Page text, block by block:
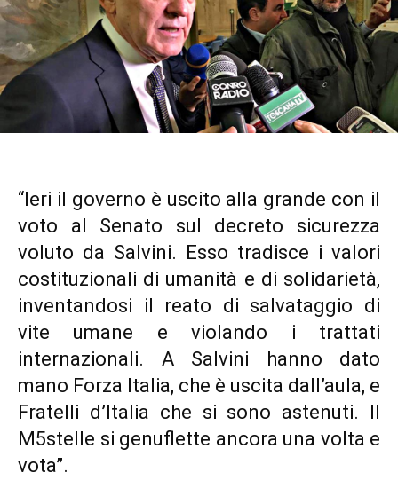
“Ieri il governo è uscito alla grande con il
voto al Senato sul decreto sicurezza
voluto da Salvini. Esso tradisce i valori
costituzionali di umanità e di solidarietà,
inventandosi il reato di salvataggio di
vite umane e violando i trattati
internazionali. A Salvini hanno dato
mano Forza Italia, che è uscita dall’aula, e
Fratelli d’Italia che si sono astenuti. Il
M5stelle si genuflette ancora una volta e
vota”.